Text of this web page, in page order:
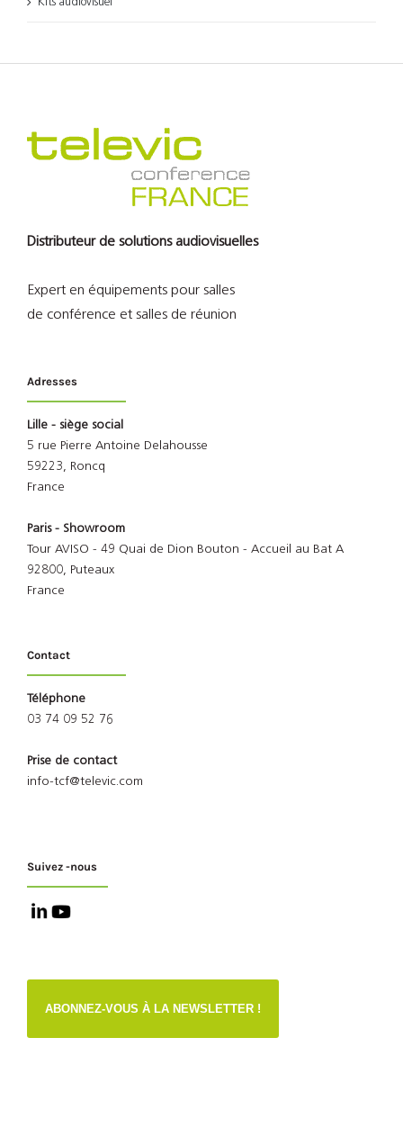
Distributeur de solutions audiovisuelles
Expert en équipements pour salles
de conférence et salles de réunion
Adresses
Lille - siège social
5 rue Pierre Antoine Delahousse
59223, Roncq
France
Paris - Showroom
Tour AVISO - 49 Quai de Dion Bouton - Accueil au Bat A
92800, Puteaux
France
Contact
Téléphone
03 74 09 52 76
Prise de contact
info-tcf@televic.com
Suivez -nous
ABONNEZ-VOUS À LA NEWSLETTER !